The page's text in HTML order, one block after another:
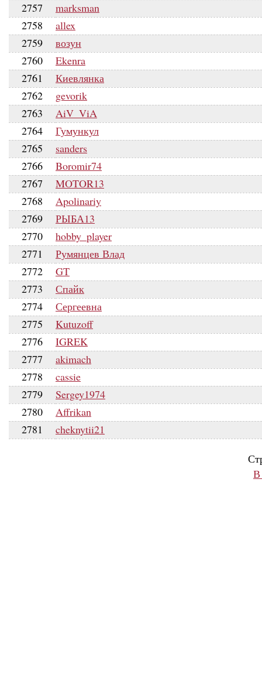
2757
marksman
2758
allex
2759
возун
2760
Ekenra
2761
Киевлянка
2762
gevorik
2763
AiV_ViA
2764
Гумункул
2765
sanders
2766
Boromir74
2767
MOTOR13
2768
Apolinariy
2769
РЫБА13
2770
hobby_player
2771
Румянцев Влад
2772
GT
2773
Спайк
2774
Сергеевна
2775
Kutuzoff
2776
IGREK
2777
akimach
2778
cassie
2779
Sergey1974
2780
Affrikan
2781
cheknytii21
В